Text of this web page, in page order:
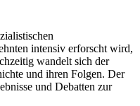
intensiv erforscht wird,
wandelt sich der
und ihren Folgen. Der
und Debatten zur